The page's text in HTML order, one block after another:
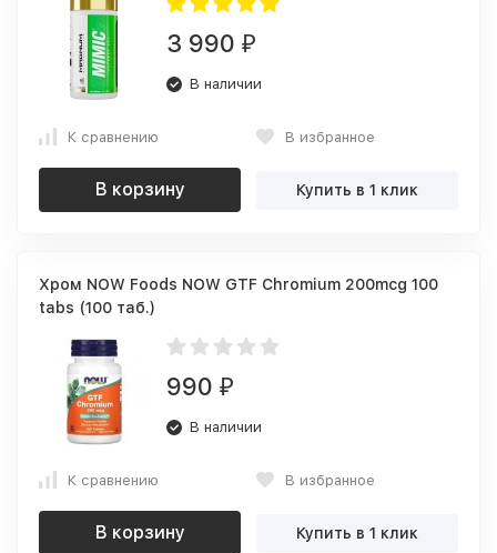
3 990 ₽
В наличии
К сравнению В избранное
В корзину Купить в 1 клик
Хром NOW Foods NOW GTF Chromium 200mcg 100
tabs (100 таб.)
990 ₽
В наличии
К сравнению В избранное
В корзину Купить в 1 клик